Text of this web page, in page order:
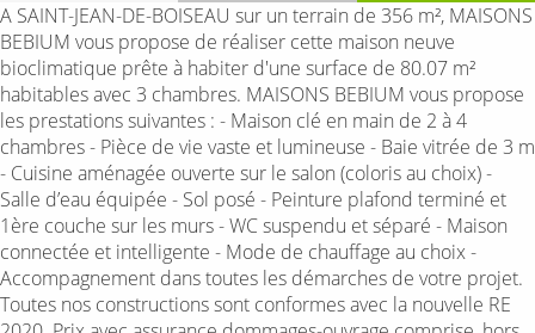
A SAINT-JEAN-DE-BOISEAU sur un terrain de 356 m², MAISONS
BEBIUM vous propose de réaliser cette maison neuve
bioclimatique prête à habiter d'une surface de 80.07 m²
habitables avec 3 chambres. MAISONS BEBIUM vous propose
les prestations suivantes : - Maison clé en main de 2 à 4
chambres - Pièce de vie vaste et lumineuse - Baie vitrée de 3 m
- Cuisine aménagée ouverte sur le salon (coloris au choix) -
Salle d’eau équipée - Sol posé - Peinture plafond terminé et
1ère couche sur les murs - WC suspendu et séparé - Maison
connectée et intelligente - Mode de chauffage au choix -
Accompagnement dans toutes les démarches de votre projet.
Toutes nos constructions sont conformes avec la nouvelle RE